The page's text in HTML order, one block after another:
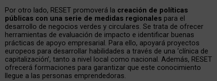
Por otro lado, RESET promoverá la creación de políticas
públicas con una serie de medidas regionales para el
desarrollo de negocios verdes y circulares. Se trata de ofrecer
herramientas de evaluación de impacto e identificar buenas
prácticas de apoyo empresarial. Para ello, apoyará proyectos
europeos para desarrollar habilidades a través de una ‘clínica de
capitalización’, tanto a nivel local como nacional. Además, RESET
ofrecerá formaciones para garantizar que este conocimiento
llegue a las personas emprendedoras.